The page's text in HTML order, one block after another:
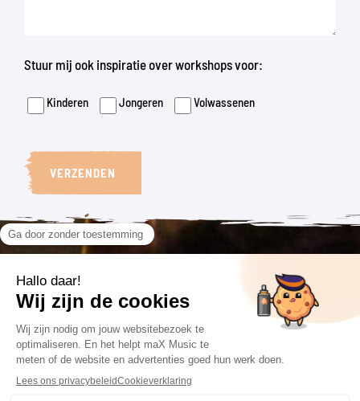
Stuur mij ook inspiratie over workshops voor:
Kinderen Jongeren Volwassenen
VERZENDEN
VOLG ONS